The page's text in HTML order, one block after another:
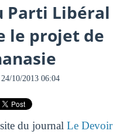
Parti Libéral
le projet de
10/2013 06:04
du journal Le Devoir